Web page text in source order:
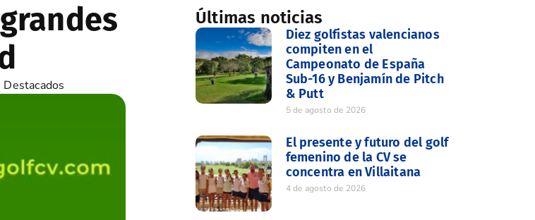
Destacados
Últimas noticias
Diez golfistas valencianos
compiten en el
Campeonato de España
Sub-16 y Benjamín de Pitch
& Putt
5 de agosto de 2026
El presente y futuro del golf
femenino de la CV se
concentra en Villaitana
4 de agosto de 2026